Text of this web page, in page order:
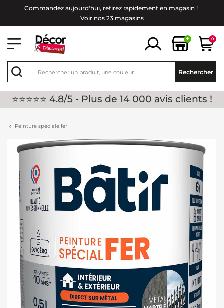
Commandez aujourd'hui, retirez rapidement en magasin !
Voir nos 23 magasins
+ 0
Rechercher
⭐⭐⭐⭐⭐ 4.8/5 - Plus de 14 000 avis clients !
Peinture spéciale fer